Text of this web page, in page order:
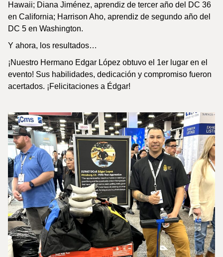
Hawaii; Diana Jiménez, aprendiz de tercer año del DC 36
en California; Harrison Aho, aprendiz de segundo año del
DC 5 en Washington.
Y ahora, los resultados…
¡Nuestro Hermano Edgar López obtuvo el 1er lugar en el
evento! Sus habilidades, dedicación y compromiso fueron
acertados. ¡Felicitaciones a Édgar!